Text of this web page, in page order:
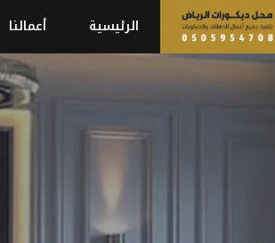
الرئيسية أعمالنا